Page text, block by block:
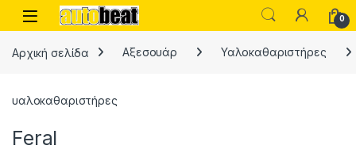
Skip to navigation
Skip to content
Open 0
Αρχική σελίδα Αξεσουάρ Υαλοκαθαριστήρες
υαλοκαθαριστήρες
Feral